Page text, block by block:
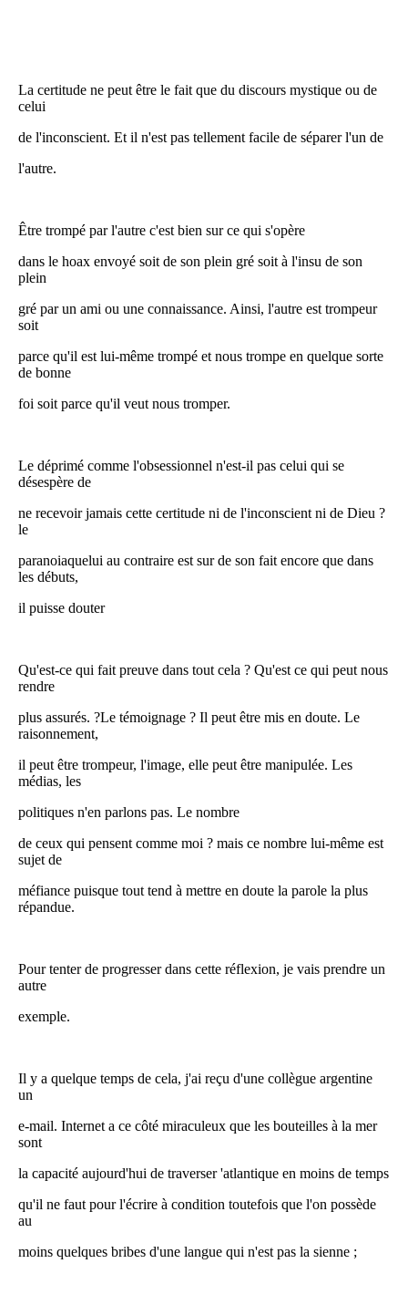
La certitude ne peut être le fait que du discours mystique ou de
celui
de l'inconscient. Et il n'est pas tellement facile de séparer l'un de
l'autre.
Être trompé par l'autre c'est bien sur ce qui s'opère
dans le hoax envoyé soit de son plein gré soit à l'insu de son
plein
gré par un ami ou une connaissance. Ainsi, l'autre est trompeur
soit
parce qu'il est lui-même trompé et nous trompe en quelque sorte
de bonne
foi soit parce qu'il veut nous tromper.
Le déprimé comme l'obsessionnel n'est-il pas celui qui se
désespère de
ne recevoir jamais cette certitude ni de l'inconscient ni de Dieu ?
le
paranoiaquelui au contraire est sur de son fait encore que dans
les débuts,
il puisse douter
Qu'est-ce qui fait preuve dans tout cela ? Qu'est ce qui peut nous
rendre
plus assurés. ?Le témoignage ? Il peut être mis en doute. Le
raisonnement,
il peut être trompeur, l'image, elle peut être manipulée. Les
médias, les
politiques n'en parlons pas. Le nombre
de ceux qui pensent comme moi ? mais ce nombre lui-même est
sujet de
méfiance puisque tout tend à mettre en doute la parole la plus
répandue.
Pour tenter de progresser dans cette réflexion, je vais prendre un
autre
exemple.
Il y a quelque temps de cela, j'ai reçu d'une collègue argentine
un
e-mail. Internet a ce côté miraculeux que les bouteilles à la mer
sont
la capacité aujourd'hui de traverser 'atlantique en moins de temps
qu'il ne faut pour l'écrire à condition toutefois que l'on possède
au
moins quelques bribes d'une langue qui n'est pas la sienne ;